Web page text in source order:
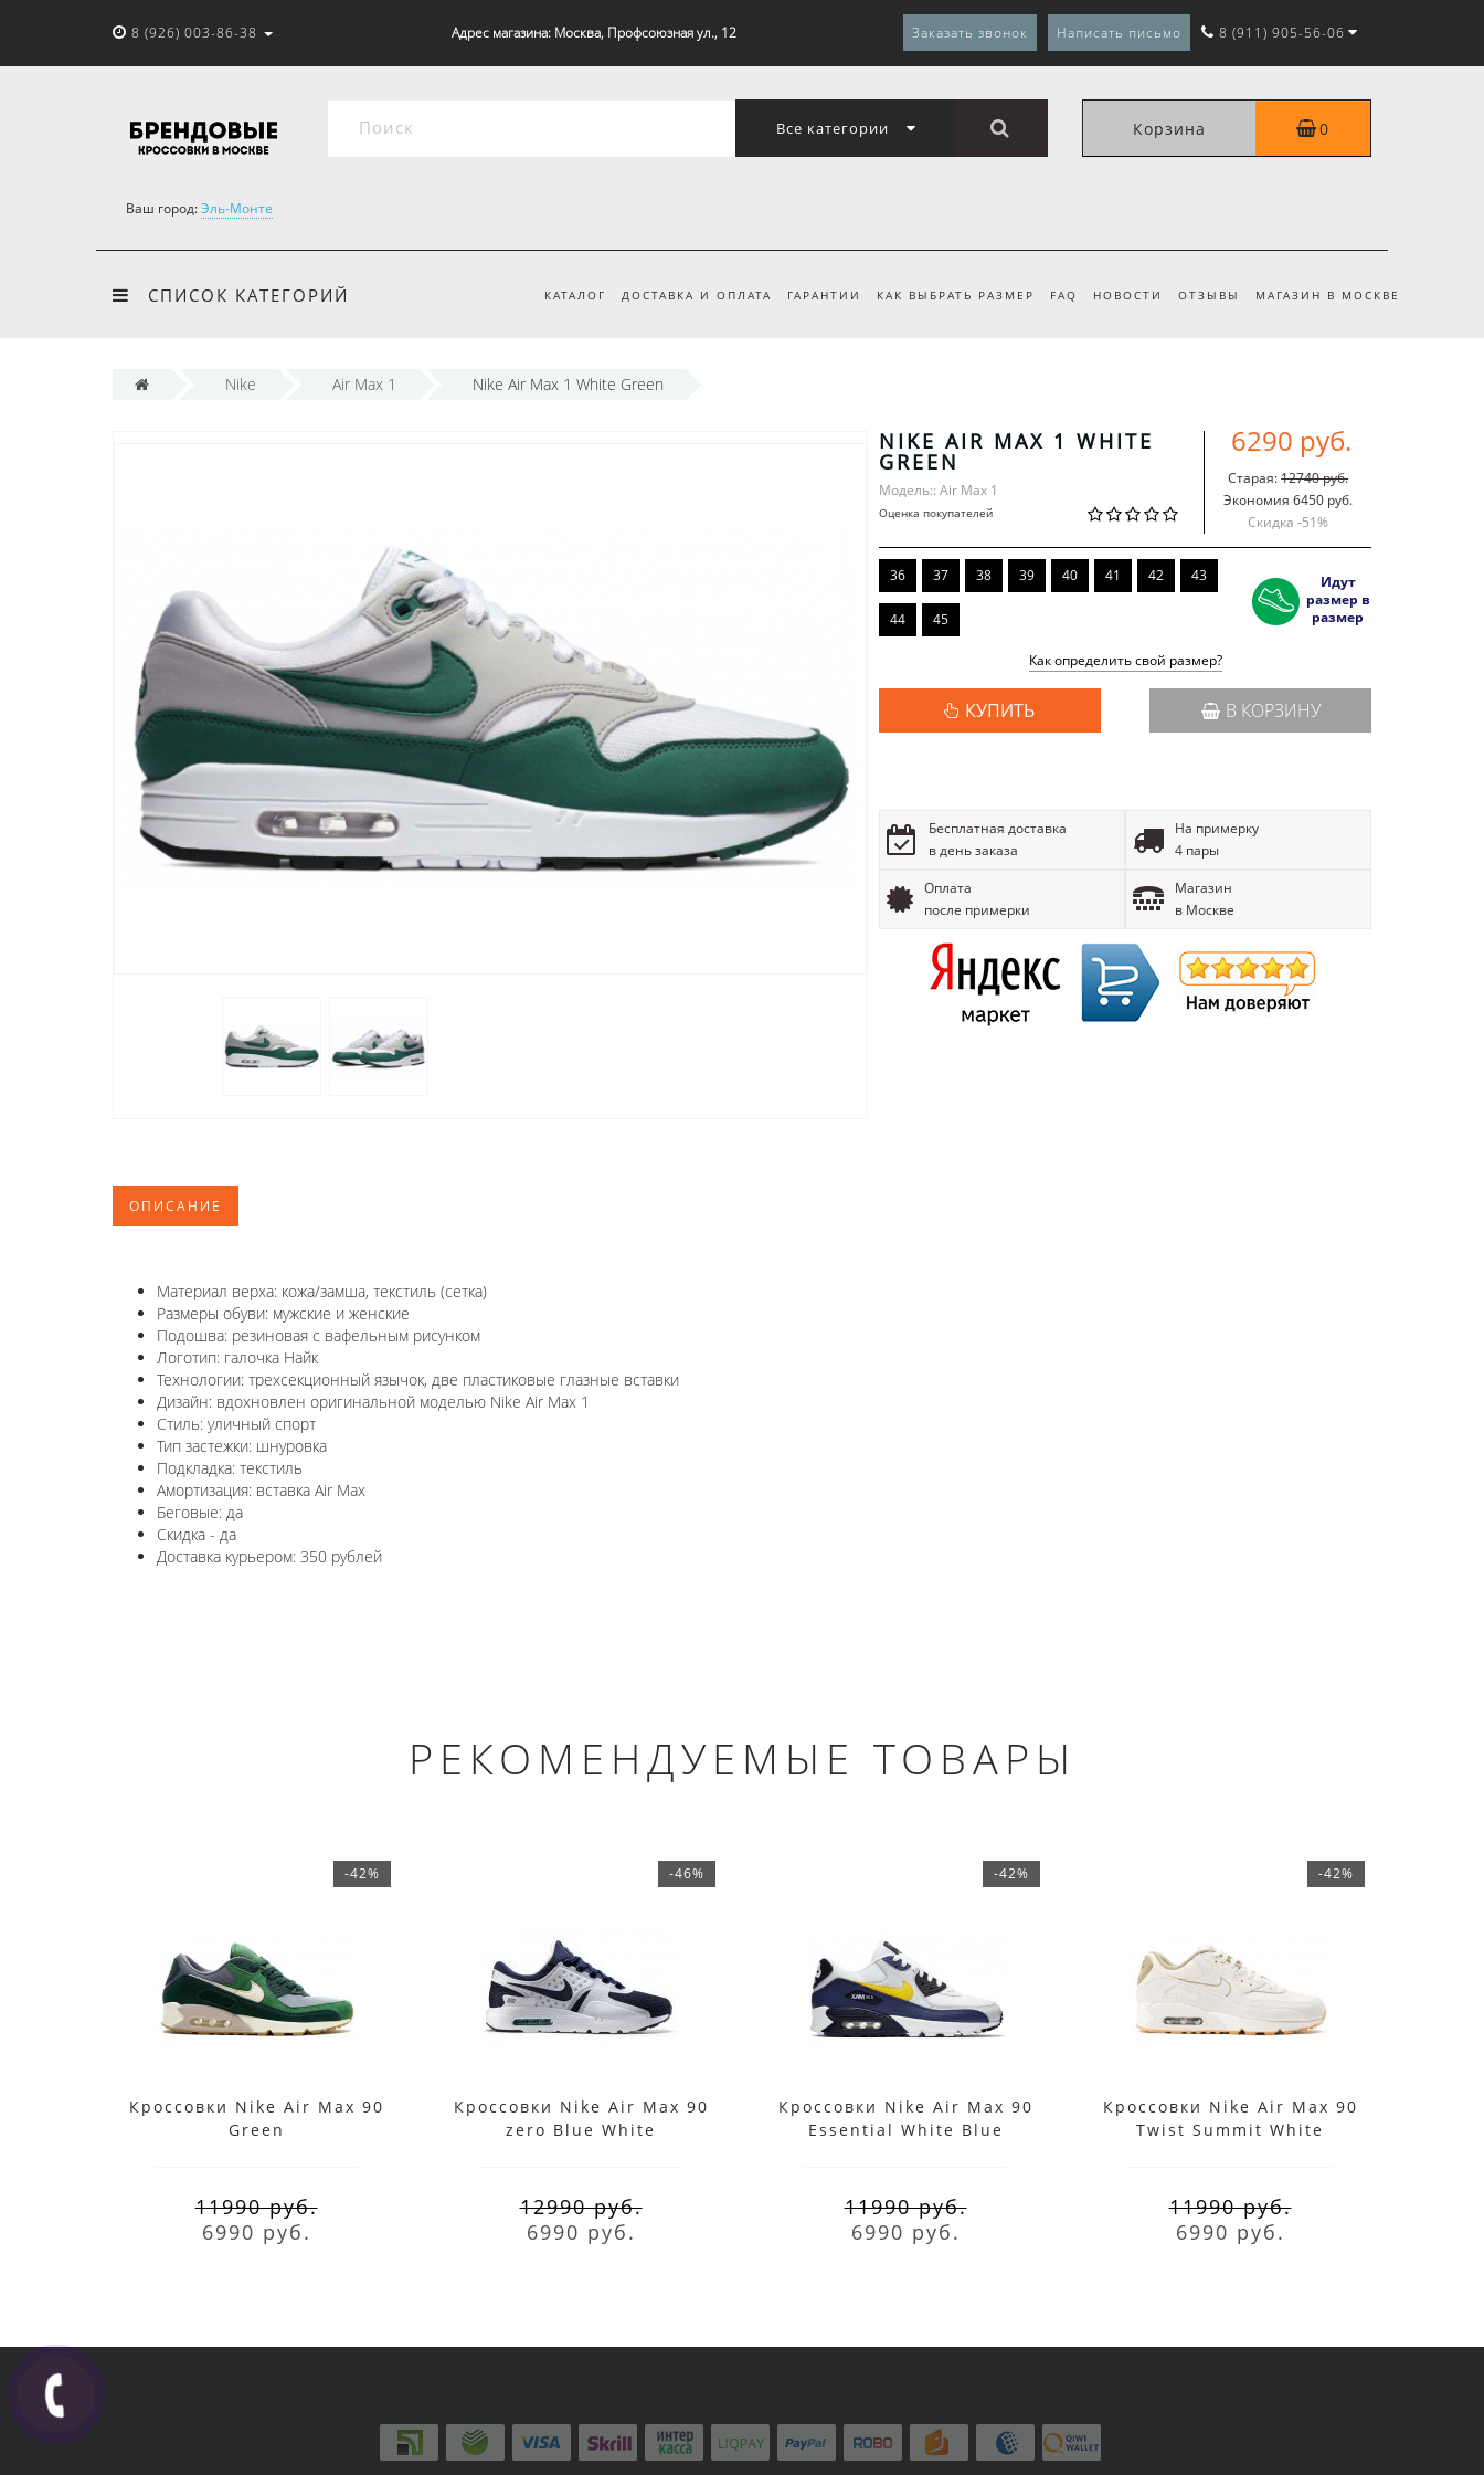
8 (926) 003-86-38 Адрес магазина: Москва, Профсоюзная ул., 12 Заказать звонок Написать письмо 8 (911) 905-56-06
Все категории Корзина 0
Ваш город:Эль-Монте
СПИСОК КАТЕГОРИЙ КАТАЛОГ ДОСТАВКА И ОПЛАТА ГАРАНТИИ КАК ВЫБРАТЬ РАЗМЕР FAQ НОВОСТИ ОТЗЫВЫ МАГАЗИН В МОСКВЕ
Nike Air Max 1 Nike Air Max 1 White Green
NIKE AIR MAX 1 WHITE
GREEN
Модель:: Air Max 1
Оценка покупателей
6290 руб.
Старая:12740 руб.
Экономия 6450 руб.
Скидка -51%
36 37 38 39 40 41 42 43
44 45
Идут
размер в
размер
Как определить свой размер?
КУПИТЬ В КОРЗИНУ
Бесплатная доставка
в день заказа
На примерку
4 пары
Оплата
после примерки
Магазин
в Москве
ОПИСАНИЕ
Материал верха: кожа/замша, текстиль (сетка)
Размеры обуви: мужские и женские
Подошва: резиновая с вафельным рисунком
Логотип: галочка Найк
Технологии: трехсекционный язычок, две пластиковые глазные вставки
Дизайн: вдохновлен оригинальной моделью Nike Air Max 1
Стиль: уличный спорт
Тип застежки: шнуровка
Подкладка: текстиль
Амортизация: вставка Air Max
Беговые: да
Скидка - да
Доставка курьером: 350 рублей
РЕКОМЕНДУЕМЫЕ ТОВАРЫ
-42%
Кроссовки Nike Air Max 90
Green
11990 руб.
6990 руб.
-46%
Кроссовки Nike Air Max 90
zero Blue White
12990 руб.
6990 руб.
-42%
Кроссовки Nike Air Max 90
Essential White Blue
11990 руб.
6990 руб.
-42%
Кроссовки Nike Air Max 90
Twist Summit White
11990 руб.
6990 руб.